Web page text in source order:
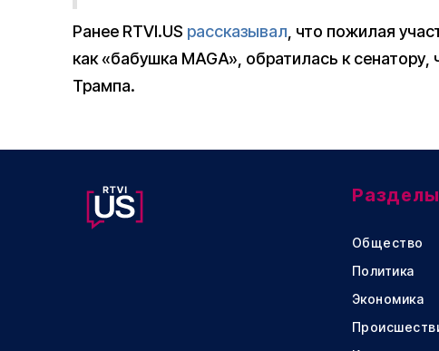
Ранее RTVI.US рассказывал, что пожилая
как «бабушка MAGA», обратилась к
Трампа.
Разделы
Общество
Политика
Экономика